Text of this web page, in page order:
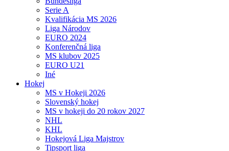
Serie A
Kvalifikácia MS 2026
Liga Národov
EURO 2024
Konferenčná liga
MS klubov 2025
EURO U21
Iné
Hokej
MS v Hokeji 2026
Slovenský hokej
MS v hokeji do 20 rokov 2027
NHL
KHL
Hokejová Liga Majstrov
Tipsport liga